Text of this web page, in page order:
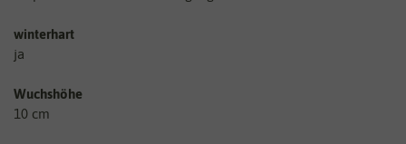
winterhart
ja
Wuchshöhe
10 cm